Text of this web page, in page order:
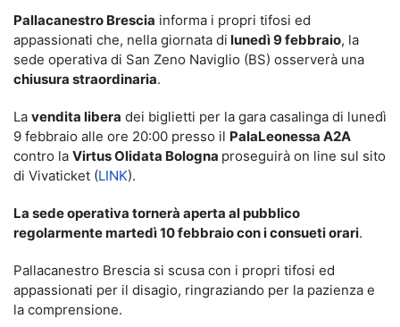
Pallacanestro Brescia informa i propri tifosi ed
appassionati che, nella giornata di lunedì 9 febbraio, la
sede operativa di San Zeno Naviglio (BS) osserverà una
chiusura straordinaria.
La vendita libera dei biglietti per la gara casalinga di lunedì
9 febbraio alle ore 20:00 presso il PalaLeonessa A2A
contro la Virtus Olidata Bologna proseguirà on line sul sito
di Vivaticket (LINK).
La sede operativa tornerà aperta al pubblico
regolarmente martedì 10 febbraio con i consueti orari.
Pallacanestro Brescia si scusa con i propri tifosi ed
appassionati per il disagio, ringraziando per la pazienza e
la comprensione.